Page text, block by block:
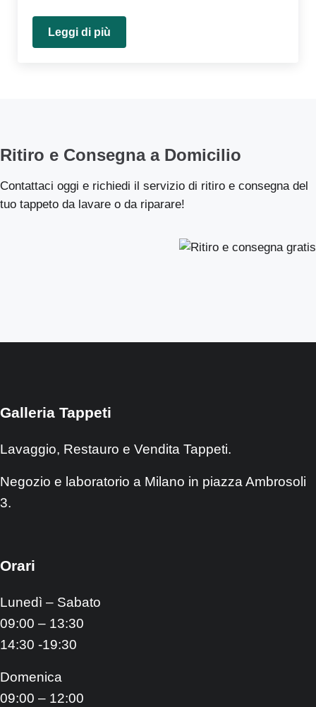
Leggi di piùLavaggio tappeti Milano in estate: la scelta
Ritiro e Consegna a Domicilio
Contattaci oggi e richiedi il servizio di ritiro e consegna del
tuo tappeto da lavare o da riparare!
Galleria Tappeti
Lavaggio, Restauro e Vendita Tappeti.
Negozio e laboratorio a Milano in piazza Ambrosoli
3.
Orari
Lunedì – Sabato
09:00 – 13:30
14:30 -19:30
Domenica
09:00 – 12:00